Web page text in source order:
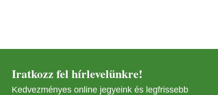
Iratkozz fel hírlevelünkre!
Kedvezményes online jegyeink és legfrissebb